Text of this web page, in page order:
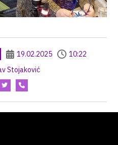
19.02.2025
10:22
Stojaković